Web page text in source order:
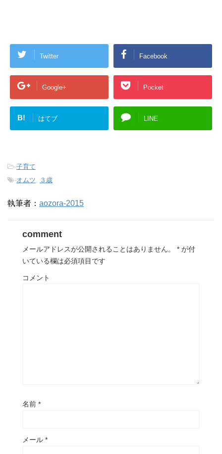
Twitter Facebook
Google+ Pocket
B! はてブ LINE
-子育て
-オムツ, ３歳
執筆者： aozora-2015
comment
メールアドレスが公開されることはありません。 * が付
いている欄は必須項目です
コメント
名前 *
メール *